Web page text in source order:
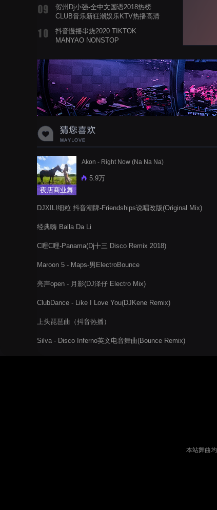
贺州Dj小强-全中文国语2018热榜
CLUB音乐新狂潮娱乐KTV热播高清
抖音慢摇串烧2020 TIKTOK
MANYAO NONSTOP
蝉爸爸妈妈爱存在夏天的风是想你的
声音啊
夜店商业舞
Akon - Right Now (Na Na Na)
5.9万
DJXILI细粒 抖音潮牌-Friendships说唱改版(Original Mix)
经典嗨 Balla Da Li
C哩C哩-Panama(Dj十三 Disco Remix 2018)
Maroon 5 - Maps-男ElectroBounce
亮声open - 月影(DJ泽仔 Electro Mix)
ClubDance - Like I Love You(DJKene Remix)
上头琵琶曲（抖音热播）
Silva - Disco Inferno英文电音舞曲(Bounce Remix)
本站舞曲